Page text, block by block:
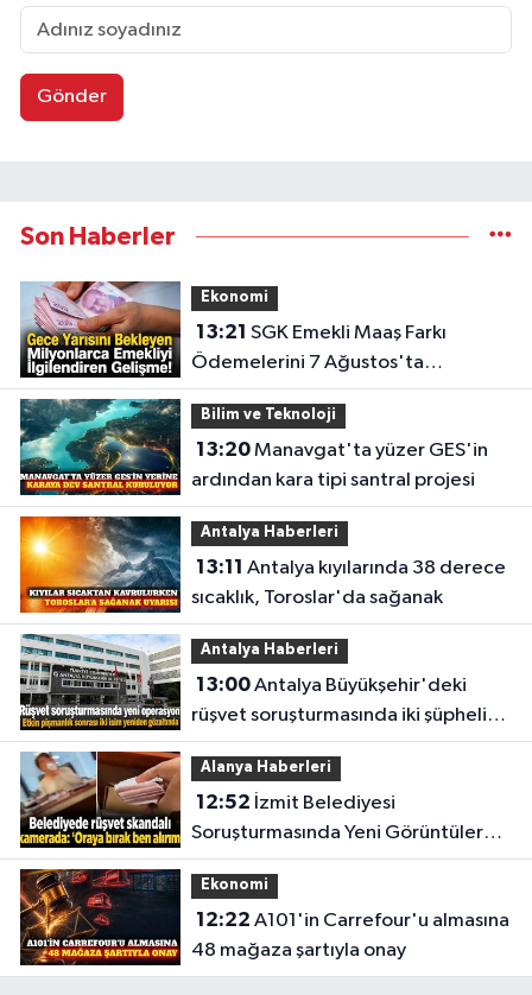
Gönder
Son Haberler
Ekonomi
13:21
Ödemelerini 7 Ağustos'ta
Başlatıyor
Bilim ve Teknoloji
13:20Manavgat'ta yüzer GES'in
ardından kara tipi santral projesi
Antalya Haberleri
13:11
sıcaklık, Toroslar'da sağanak
Antalya Haberleri
13:00Antalya Büyükşehir'deki
rüşvet soruşturmasında iki şüpheli
yeniden gözaltına alındı
Alanya Haberleri
12:52
Soruşturmasında Yeni Görüntüler
Dosyaya Girdi
Ekonomi
12:22
48 mağaza şartıyla onay